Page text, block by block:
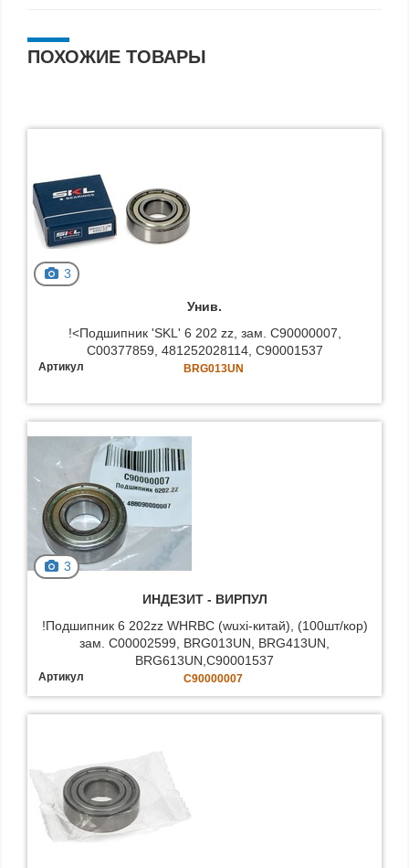
ПОХОЖИЕ ТОВАРЫ
3
Унив.
!<Подшипник 'SKL' 6 202 zz, зам. C90000007,
C00377859, 481252028114, C90001537
Артикул BRG013UN
3
ИНДЕЗИТ - BИРПУЛ
!Подшипник 6 202zz WHRBC (wuxi-китай), (100шт/кор)
зам. C00002599, BRG013UN, BRG413UN,
BRG613UN,C90001537
Артикул C90000007